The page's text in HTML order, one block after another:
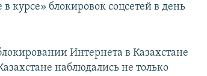
курсе» блокировок соцсетей в день
Интернета в Казахстане
наблюдались не только